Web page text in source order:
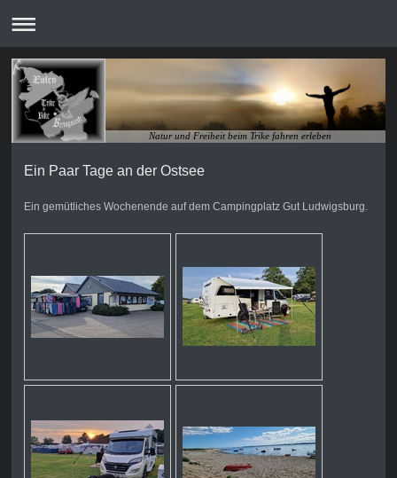
Natur und Freiheit beim Trike fahren erleben
Ein Paar Tage an der Ostsee
Ein gemütliches Wochenende auf dem Campingplatz Gut Ludwigsburg.